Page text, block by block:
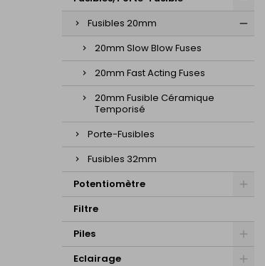
Fusibles 20mm
20mm Slow Blow Fuses
20mm Fast Acting Fuses
20mm Fusible Céramique
Temporisé
Porte-Fusibles
Fusibles 32mm
Potentiomètre
Filtre
Piles
Eclairage